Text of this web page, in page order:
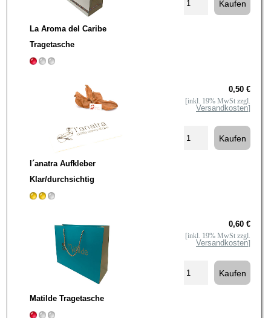
La Aroma del Caribe
Tragetasche
l´anatra Aufkleber
Klar/durchsichtig
0,50 €
[inkl. 19% MwSt zzgl.
Versandkosten]
Matilde Tragetasche
0,60 €
[inkl. 19% MwSt zzgl.
Versandkosten]